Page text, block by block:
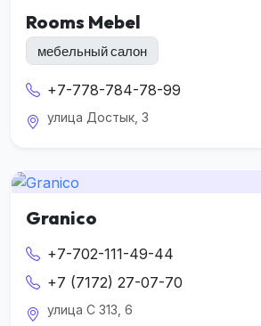
Rooms Mebel
мебельный салон
+7-778-784-78-99
улица Достык, 3
Granico
+7-702-111-49-44
+7 (7172) 27-07-70
улица С 313, 6